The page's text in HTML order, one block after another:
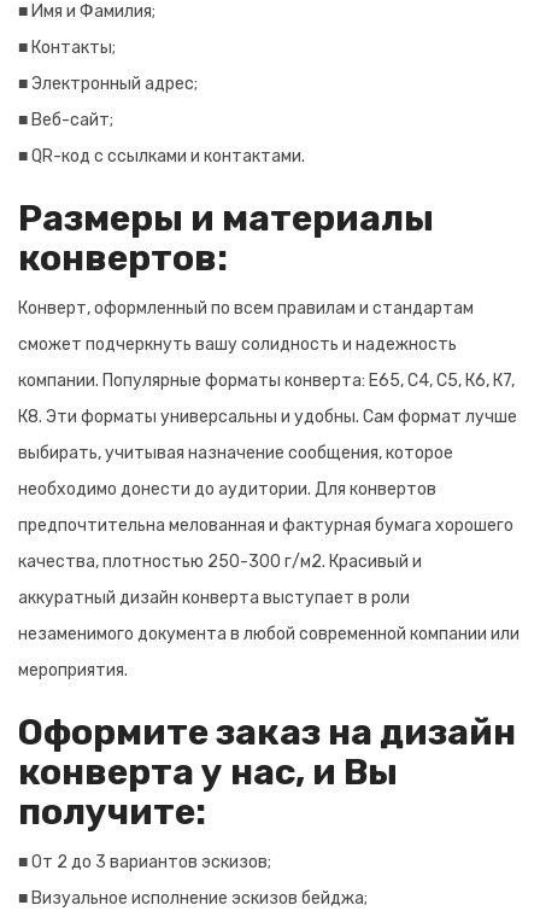
■ Имя и Фамилия;
■ Контакты;
■ Электронный адрес;
■ Веб-сайт;
■ QR-код с ссылками и контактами.
Размеры и материалы
конвертов:
Конверт, оформленный по всем правилам и стандартам
сможет подчеркнуть вашу солидность и надежность
компании. Популярные форматы конверта: Е65, С4, С5, К6, К7,
К8. Эти форматы универсальны и удобны. Сам формат лучше
выбирать, учитывая назначение сообщения, которое
необходимо донести до аудитории. Для конвертов
предпочтительна мелованная и фактурная бумага хорошего
качества, плотностью 250-300 г/м2. Красивый и
аккуратный дизайн конверта выступает в роли
незаменимого документа в любой современной компании или
мероприятия.
Оформите заказ на дизайн
конверта у нас, и Вы
получите:
■ От 2 до 3 вариантов эскизов;
■ Визуальное исполнение эскизов бейджа;